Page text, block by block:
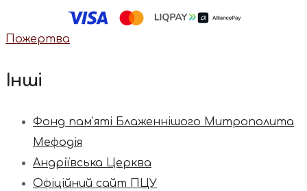
Пожертва
Інші
Фонд пам’яті Блаженнішого Митрополита
Мефодія
Андріївська Церква
Офіційний сайт ПЦУ